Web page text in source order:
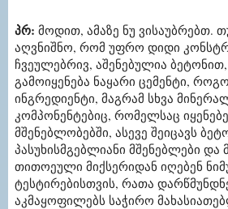
პრ: მოდით, ამაზე ნუ ვისაუბრებთ.
აღვნიშნო, რომ უფრო დიდი
ჩვეულებრივ, აშენებულია
გამოიყენება ნაყარი ცემენტი,
ინგრედიენტი, მაგრამ სხვა
კომპონენტებიც, რომელსაც
მშენებლობებში, ასევე შეიცავს
პასუხისმგებლიანი მშენებლები და
თითოეული მიქსერიდან იღებენ
ტესტირებისთვის, რათა
აკმაყოფილებს საჭირო